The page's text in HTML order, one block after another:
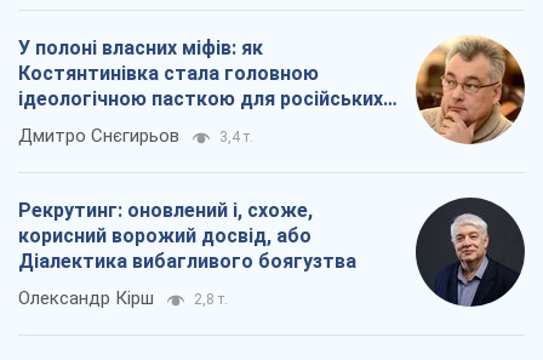
У полоні власних міфів: як
Костянтинівка стала головною
ідеологічною пасткою для російських
окупантів
Дмитро Снєгирьов 3,4 т.
Рекрутинг: оновлений і, схоже,
корисний ворожий досвід, або
Діалектика вибагливого боягузтва
Олександр Кірш 2,8 т.